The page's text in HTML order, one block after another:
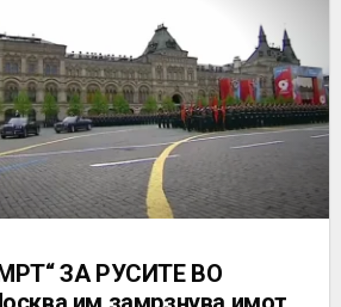
ЗА РУСИТЕ ВО